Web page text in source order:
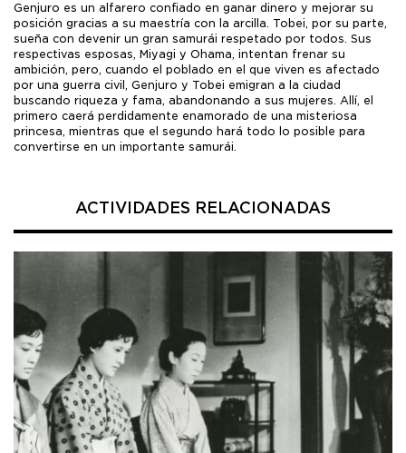
Genjuro es un alfarero confiado en ganar dinero y mejorar su
posición gracias a su maestría con la arcilla. Tobei, por su parte,
sueña con devenir un gran samurái respetado por todos. Sus
respectivas esposas, Miyagi y Ohama, intentan frenar su
ambición, pero, cuando el poblado en el que viven es afectado
por una guerra civil, Genjuro y Tobei emigran a la ciudad
buscando riqueza y fama, abandonando a sus mujeres. Allí, el
primero caerá perdidamente enamorado de una misteriosa
princesa, mientras que el segundo hará todo lo posible para
convertirse en un importante samurái.
ACTIVIDADES RELACIONADAS